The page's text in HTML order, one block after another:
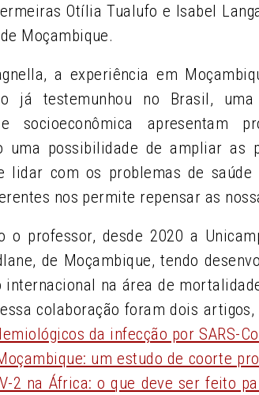
Otília Tualufo e Isabel
Moçambique.
a experiência em
já testemunhou no Brasil,
socioeconômica apresentam
uma possibilidade de ampliar as
lidar com os problemas de
nos permite repensar as
o professor, desde 2020 a
de Moçambique, tendo
internacional na área de
colaboração foram dois artigos,
da infecção por SARS-
um estudo de coorte
2 na África: o que deve ser feito